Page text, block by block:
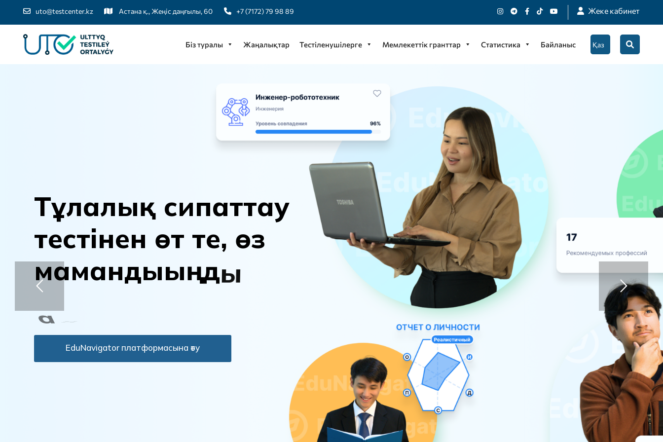
uto@testcenter.kz Астана қ., Жеңіс даңғылы, 60 +7 (7172) 79 98 89 Жеке кабинет
Біз туралы Жаңалықтар Тестіленушілерге Мемлекеттік гранттар Статистика Байланыс
Тұлалық сипаттау
тестінен өт те, өз
мамандыыңды
ан
EduNavigator платформасына өту